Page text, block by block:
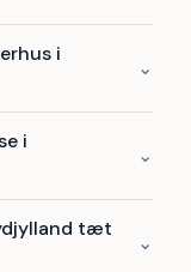
i
⌄
i
⌄
tæt
⌄